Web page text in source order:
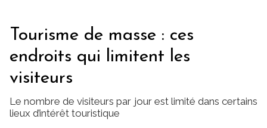
Tourisme de masse : ces
endroits qui limitent les
visiteurs
Le nombre de visiteurs par jour est limité dans certains
lieux d’intérêt touristique